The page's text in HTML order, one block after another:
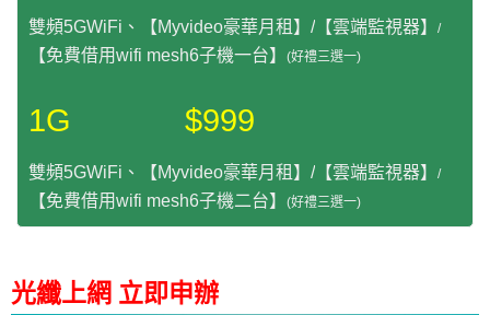
雙頻5GWiFi、【Myvideo豪華月租】/ 【雲端監視器】 /
【免費借用wifi mesh6子機一台】 (好禮三選一)
1G $999
雙頻5GWiFi、【Myvideo豪華月租】/ 【雲端監視器】 /
【免費借用wifi mesh6子機二台】 (好禮三選一)
光纖上網 立即申辦